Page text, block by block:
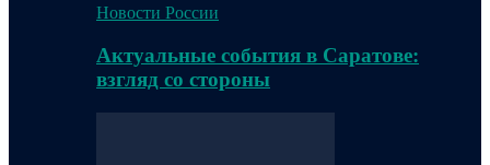
Новости России
Актуальные события в Саратове:
взгляд со стороны